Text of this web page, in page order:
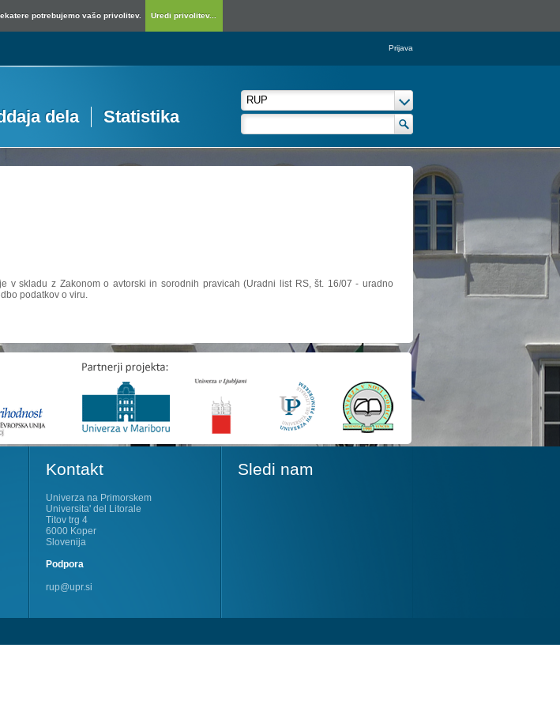
potrebujemo vašo privolitev. Uredi privolitev...
Prijava
dela Statistika
v skladu z Zakonom o avtorski in sorodnih pravicah (Uradni list RS, št. 16/07 - uradno
podatkov o viru.
Kontakt
Univerza na Primorskem
Universita' del Litorale
Titov trg 4
6000 Koper
Slovenija
Podpora
rup@upr.si
Sledi nam